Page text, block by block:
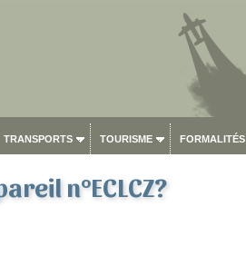
TRANSPORTS TOURISME FORMALITÉS
n°ECLCZ?